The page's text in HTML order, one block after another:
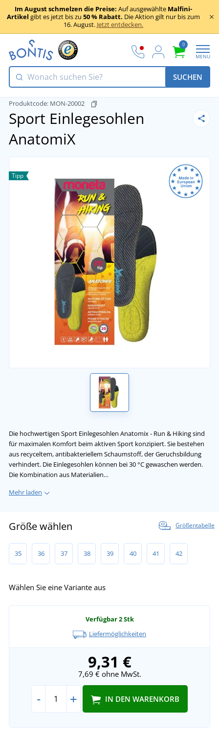
Im August schmelzen die Preise: Auf ausgewählte Malfini-
Artikel gibt es jetzt bis zu 50 % Rabatt. Die Aktion gilt nur bis zum
16. August. Jetzt entdecken.
0
MENU
SUCHEN
Produktcode: MON-20002
Sport Einlegesohlen
AnatomiX
Tipp
Die hochwertigen Sport Einlegesohlen Anatomix - Run & Hiking sind
für maximalen Komfort beim aktiven Sport konzipiert. Sie bestehen
aus recyceltem, antibakteriellem Schaumstoff, der Geruchsbildung
verhindert. Die Einlegesohlen können bei 30 °C gewaschen werden.
Die Kombination aus Materialien…
Mehr laden
Größe wählen Größentabelle
35 36 37 38 39 40 41 42
Wählen Sie eine Variante aus
Verfügbar2 Stk
Liefermöglichkeiten
9,31 €
7,69 €ohne MwSt.
- + IN DEN WARENKORB